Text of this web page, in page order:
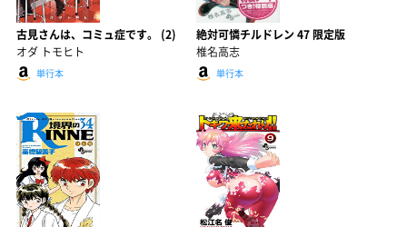
古見さんは、コミュ症です。 (2)
オダ トモヒト
単行本
絶対可憐チルドレン 47 限定版
椎名高志
単行本